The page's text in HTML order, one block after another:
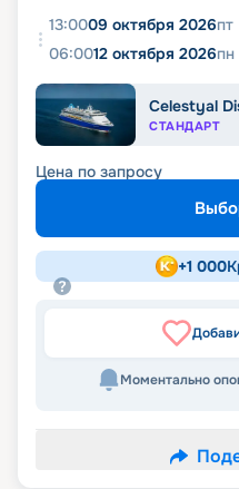
13:0009 октября 2026пт
06:0012 октября 2026пн
Celestyal
СТАНДАРТ
Цена по запросу
+1 000
Моментально